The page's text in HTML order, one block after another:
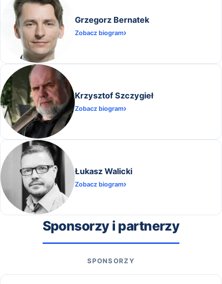
Grzegorz Bernatek
Zobacz biogram
Krzysztof Szczygieł
Zobacz biogram
Łukasz Walicki
Zobacz biogram
Sponsorzy i partnerzy
SPONSORZY